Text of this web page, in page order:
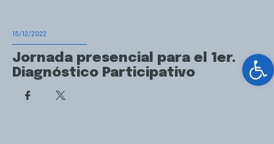
15/12/2022
Jornada presencial para el 1er.
Diagnóstico Participativo